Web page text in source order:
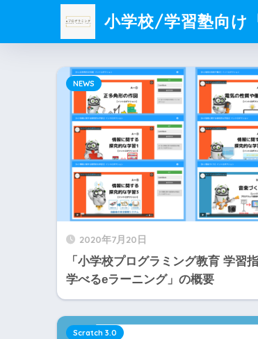
小学校/学習塾向け
2020年7月20日
「小学校プログラミング教育 学習
学べるeラーニング」の概要
NEWS
Scratch 3.0